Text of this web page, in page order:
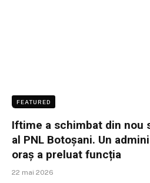
FEATURED
Iftime a schimbat din nou
al PNL Botoșani. Un
oraș a preluat funcția
22 mai 2026